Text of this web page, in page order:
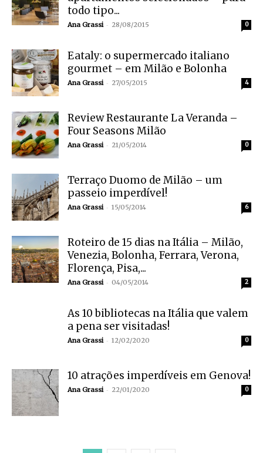
todo tipo...
Ana Grassi - 28/08/2015 0
Eataly: o supermercado italiano
gourmet – em Milão e Bolonha
Ana Grassi - 27/05/2015 4
Review Restaurante La Veranda –
Four Seasons Milão
Ana Grassi - 21/05/2014 0
Terraço Duomo de Milão – um
passeio imperdível!
Ana Grassi - 15/05/2014 6
Roteiro de 15 dias na Itália – Milão,
Venezia, Bolonha, Ferrara, Verona,
Florença, Pisa,...
Ana Grassi - 04/05/2014 2
As 10 bibliotecas na Itália que valem
a pena ser visitadas!
Ana Grassi - 12/02/2020 0
10 atrações imperdíveis em Genova!
Ana Grassi - 22/01/2020 0